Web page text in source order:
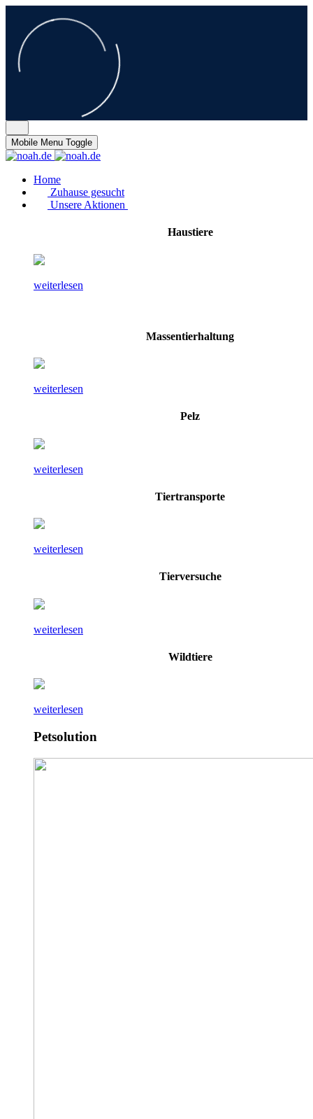
Mobile Menu Toggle
Home
Zuhause gesucht
Unsere Aktionen
Haustiere
weiterlesen
Massentierhaltung
weiterlesen
Pelz
weiterlesen
Tiertransporte
weiterlesen
Tierversuche
weiterlesen
Wildtiere
weiterlesen
Petsolution